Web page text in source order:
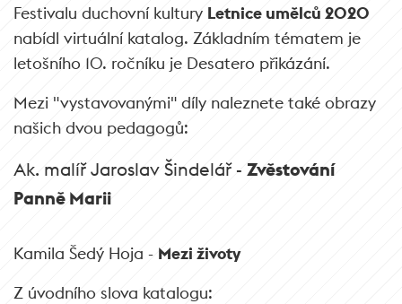
Festivalu duchovní kultury Letnice umělců 2020
nabídl virtuální katalog. Základním tématem je
letošního 10. ročníku je Desatero přikázání.
Mezi "vystavovanými" díly naleznete také obrazy
našich dvou pedagogů:
Ak. malíř Jaroslav Šindelář - Zvěstování
Panně Marii
Kamila Šedý Hoja - Mezi životy
Z úvodního slova katalogu: